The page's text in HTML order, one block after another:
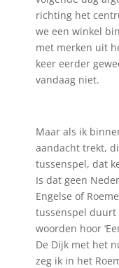
richting het
we een winkel
met merken uit
keer eerder
vandaag niet.
Maar als ik
aandacht trekt,
tussenspel, dat
Is dat geen
Engelse of
tussenspel
woorden hoor
De Dijk met het
zeg ik in het